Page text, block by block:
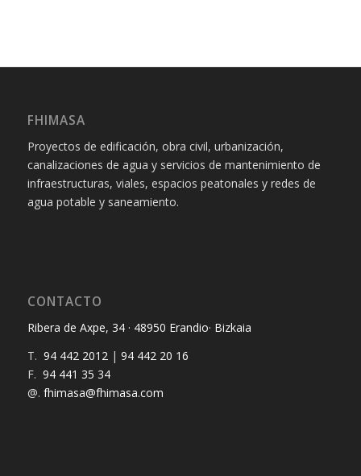
FHIMASA
Proyectos de edificación, obra civil, urbanización,
canalizaciones de agua y servicios de mantenimiento de
infraestructuras, viales, espacios peatonales y redes de
agua potable y saneamiento.
CONTACTO
Ribera de Axpe, 34 · 48950 Erandio· Bizkaia
T. 94 442 2012 | 94 442 20 16
F. 94 441 35 34
@. fhimasa@fhimasa.com